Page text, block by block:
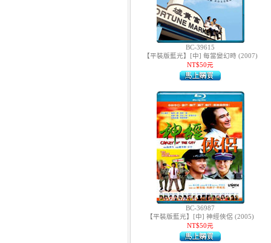
BC-39615
【平裝版藍光】[中] 每當變幻時 (2007)
NT$50元
BC-36987
【平裝版藍光】[中] 神經俠侶 (2005)
NT$50元